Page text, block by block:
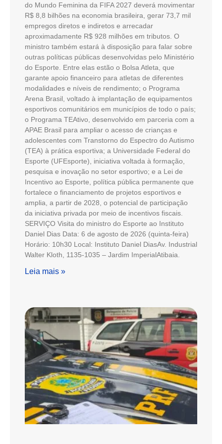
do Mundo Feminina da FIFA 2027 deverá movimentar
R$ 8,8 bilhões na economia brasileira, gerar 73,7 mil
empregos diretos e indiretos e arrecadar
aproximadamente R$ 928 milhões em tributos. O
ministro também estará à disposição para falar sobre
outras políticas públicas desenvolvidas pelo Ministério
do Esporte. Entre elas estão o Bolsa Atleta, que
garante apoio financeiro para atletas de diferentes
modalidades e níveis de rendimento; o Programa
Arena Brasil, voltado à implantação de equipamentos
esportivos comunitários em municípios de todo o país;
o Programa TEAtivo, desenvolvido em parceria com a
APAE Brasil para ampliar o acesso de crianças e
adolescentes com Transtorno do Espectro do Autismo
(TEA) à prática esportiva; a Universidade Federal do
Esporte (UFEsporte), iniciativa voltada à formação,
pesquisa e inovação no setor esportivo; e a Lei de
Incentivo ao Esporte, política pública permanente que
fortalece o financiamento de projetos esportivos e
amplia, a partir de 2028, o potencial de participação
da iniciativa privada por meio de incentivos fiscais.
SERVIÇO Visita do ministro do Esporte ao Instituto
Daniel Dias Data: 6 de agosto de 2026 (quinta-feira)
Horário: 10h30 Local: Instituto Daniel DiasAv. Industrial
Walter Kloth, 1135-1035 – Jardim ImperialAtibaia.
Leia mais »